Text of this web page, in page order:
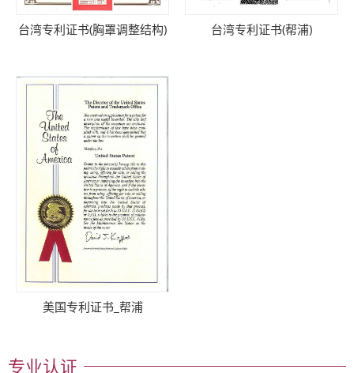
台湾专利证书(胸罩调整结构) 台湾专利证书(帮浦)
美国专利证书_帮浦
专业认证